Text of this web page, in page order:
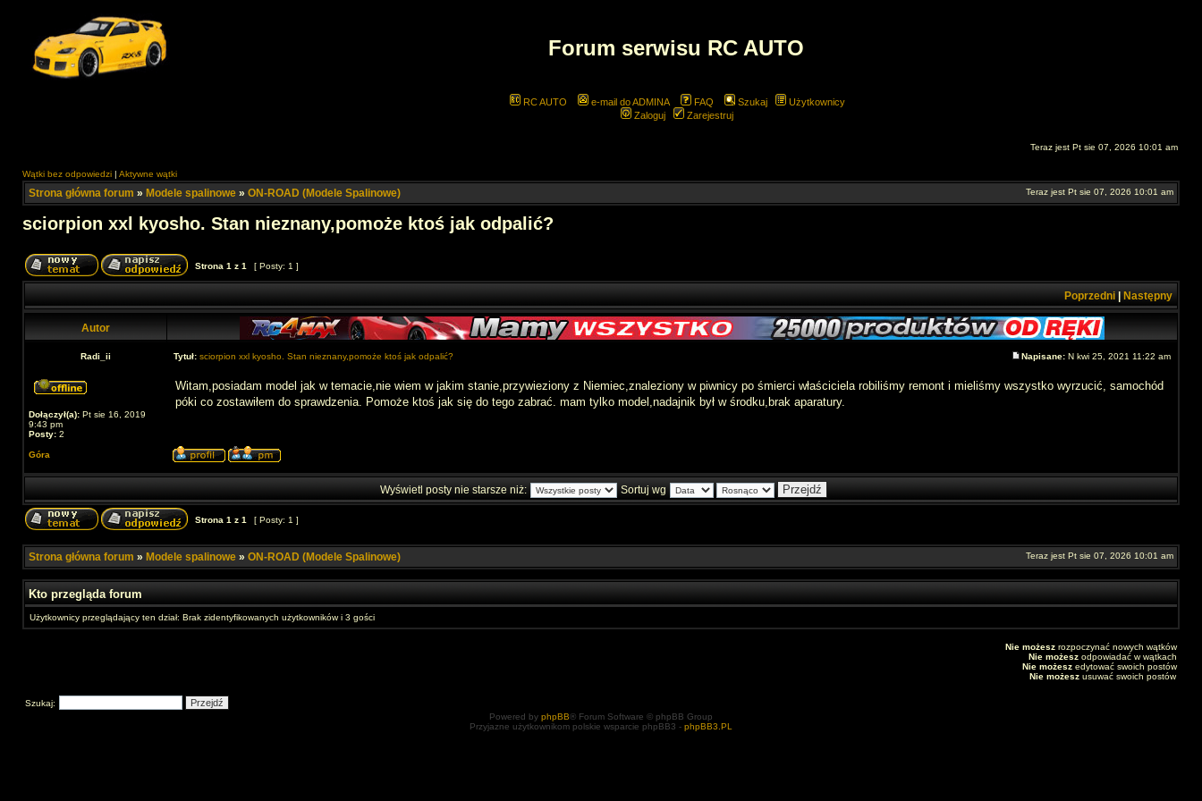
Forum serwisu RC AUTO
RC AUTO e-mail do ADMINA FAQ Szukaj
Użytkownicy
Zaloguj
Zarejestruj
Teraz jest Pt sie 07, 2026 10:01 am
Wątki bez odpowiedzi | Aktywne wątki
Strona główna forum » Modele spalinowe » ON-ROAD (Modele Spalinowe) Teraz jest Pt sie 07, 2026 10:01 am
sciorpion xxl kyosho. Stan nieznany,pomoże ktoś jak odpalić?
Strona 1 z 1 [ Posty: 1 ]
Poprzedni Następny
Autor
Radi_ii Tytuł: sciorpion xxl kyosho. Stan nieznany,pomoże ktoś jak odpalić? Napisane: N kwi 25, 2021 11:22 am
Dołączył(a): Pt sie 16, 2019
9:43 pm
Posty: 2
Witam,posiadam model jak w temacie,nie wiem w jakim stanie,przywieziony z Niemiec,znaleziony w piwnicy po śmierci właściciela robiliśmy remont i mieliśmy wszystko wyrzucić, samochód
póki co zostawiłem do sprawdzenia. Pomoże ktoś jak się do tego zabrać. mam tylko model,nadajnik był w środku,brak aparatury.
Góra
Wyświetl posty nie starsze niż: Sortuj wg
Strona 1 z 1 [ Posty: 1 ]
Strona główna forum » Modele spalinowe » ON-ROAD (Modele Spalinowe) Teraz jest Pt sie 07, 2026 10:01 am
Kto przegląda forum
Użytkownicy przeglądający ten dział: Brak zidentyfikowanych użytkowników i 3 gości
Nie możesz rozpoczynać nowych wątków
Nie możesz odpowiadać w wątkach
Nie możesz edytować swoich postów
Nie możesz usuwać swoich postów
Szukaj:
Powered by phpBB® Forum Software © phpBB Group
Przyjazne użytkownikom polskie wsparcie phpBB3 - phpBB3.PL